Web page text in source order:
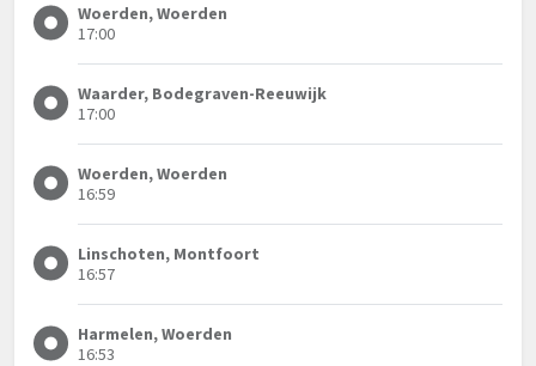
Woerden, Woerden
17:00
Waarder, Bodegraven-Reeuwijk
17:00
Woerden, Woerden
16:59
Linschoten, Montfoort
16:57
Harmelen, Woerden
16:53